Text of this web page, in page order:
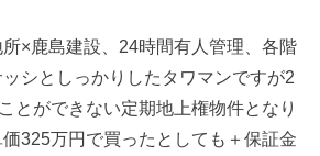
×鹿島建設、24時間有人管理、各階
シとしっかりしたタワマンですが2
とができない定期地上権物件となり
325万円で買ったとしても＋保証金